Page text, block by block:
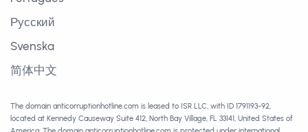
Русский
Svenska
简体中文
The domain anticorruptionhotline.com is leased to ISR LLC, with ID 1791193-92,
located at Kennedy Causeway Suite 412, North Bay Village, FL 33141, United States of